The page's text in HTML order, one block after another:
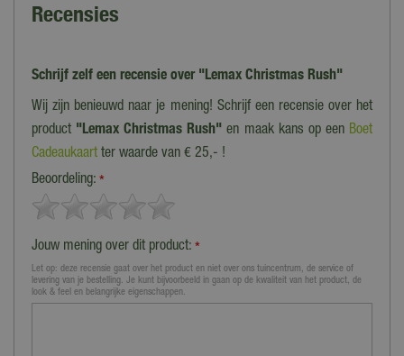
Recensies
Schrijf zelf een recensie over "Lemax Christmas Rush"
Wij zijn benieuwd naar je mening! Schrijf een recensie over het
product "Lemax Christmas Rush" en maak kans op een Boet
Cadeaukaart ter waarde van € 25,- !
Beoordeling: *
Jouw mening over dit product: *
Let op: deze recensie gaat over het product en niet over ons tuincentrum, de service of
levering van je bestelling. Je kunt bijvoorbeeld in gaan op de kwaliteit van het product, de
look & feel en belangrijke eigenschappen.